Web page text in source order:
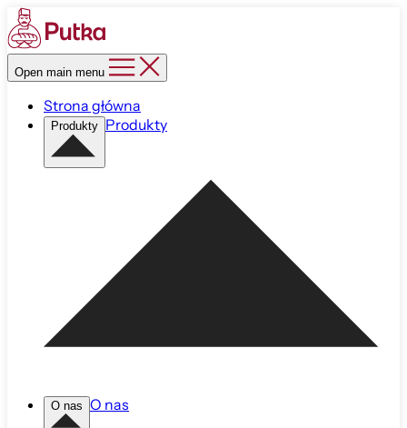
Open main menu
Strona główna
Produkty Produkty
O nas O nas